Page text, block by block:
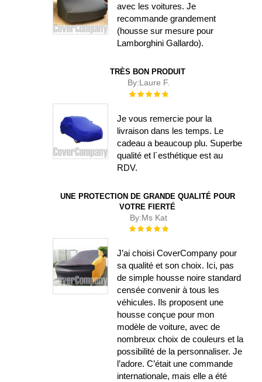
avec les voitures. Je
recommande grandement
(housse sur mesure pour
Lamborghini Gallardo).
TRÈS BON PRODUIT
By:Laure F.
Évaluation :
Je vous remercie pour la
livraison dans les temps. Le
cadeau a beaucoup plu. Superbe
qualité et l´esthétique est au
RDV.
UNE PROTECTION DE GRANDE QUALITÉ POUR
VOTRE FIERTÉ
By:Ms Kat
Évaluation :
J’ai choisi CoverCompany pour
sa qualité et son choix. Ici, pas
de simple housse noire standard
censée convenir à tous les
véhicules. Ils proposent une
housse conçue pour mon
modèle de voiture, avec de
nombreux choix de couleurs et la
possibilité de la personnaliser. Je
l’adore. C’était une commande
internationale, mais elle a été